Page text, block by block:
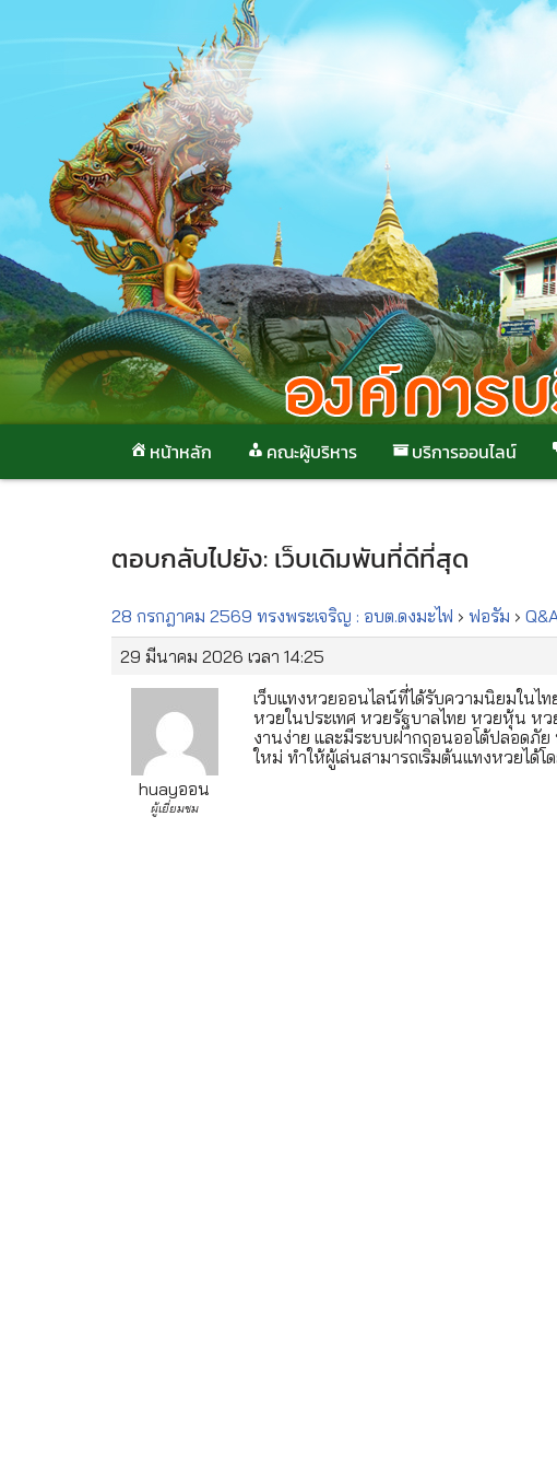
หน้าหลัก คณะผู้บริหาร บริการออนไลน์
ตอบกลับไปยัง: เว็บเดิมพันที่ดีที่สุด
28 กรกฎาคม 2569 ทรงพระเจริญ : อบต.ดงมะไฟ › ฟอรั่ม ›
29 มีนาคม 2026 เวลา 14:25
huayออน
ผู้เยี่ยมชม
เว็บแทงหวยออนไลน์ที่ได้รับความนิยมในไท
หวยในประเทศ หวยรัฐบาลไทย หวยหุ้น หว
งานง่าย และมีระบบฝากถอนออโต้ปลอดภั
ใหม่ ทำให้ผู้เล่นสามารถเริ่มต้นแทงหวยได้โ